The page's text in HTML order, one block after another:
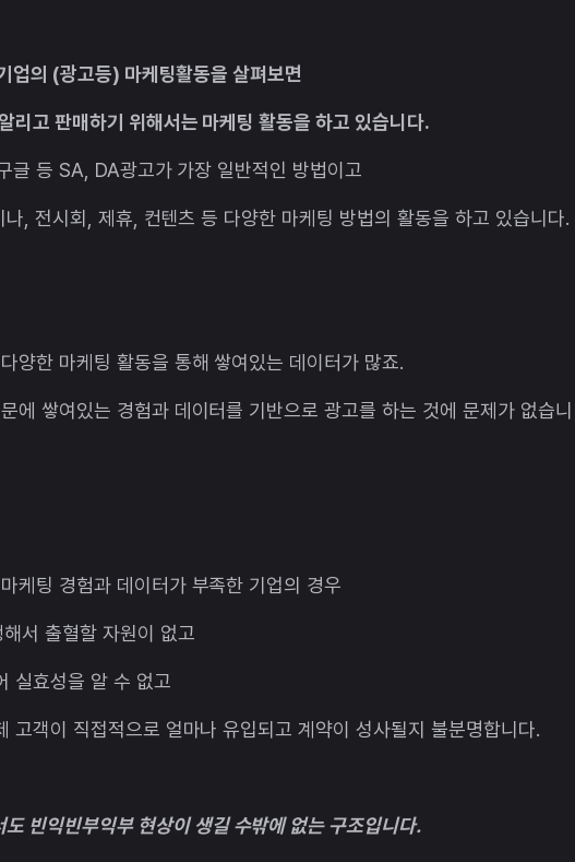
업의 (광고등) 마케팅활동을 살펴보면
리고 판매하기 위해서는 마케팅 활동을 하고 있습니다.
글 등 SA, DA광고가 가장 일반적인 방법이고
, 전시회, 제휴, 컨텐츠 등 다양한 마케팅 방법의 활동을 하고 있습니다.
양한 마케팅 활동을 통해 쌓여있는 데이터가 많죠.
에 쌓여있는 경험과 데이터를 기반으로 광고를 하는 것에 문제가 없습니
케팅 경험과 데이터가 부족한 기업의 경우
서 출혈할 자원이 없고
실효성을 알 수 없고
고객이 직접적으로 얼마나 유입되고 계약이 성사될지 불분명합니다.
도 빈익빈부익부 현상이 생길 수밖에 없는 구조입니다.